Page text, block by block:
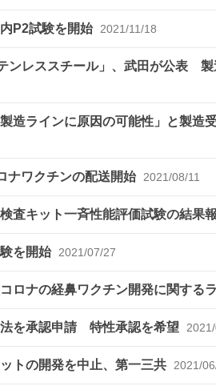
P2試験を開始 2021/11/18
ンレススチール」、武田が公表
造ラインに原因の可能性」と製
ナワクチンの配送開始 2021/08/11
査キット一斉性能評価試験の結果
を開始 2021/07/27
ロナの経鼻ワクチン開発に関する
を承認申請 特性承認を希望
トの開発を中止、第一三共 2021/